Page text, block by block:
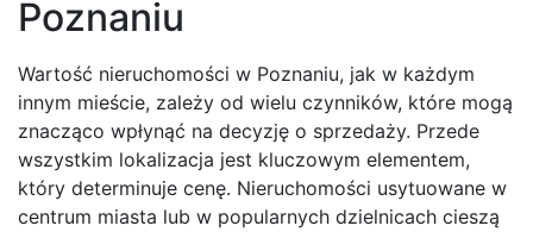
Poznaniu
Wartość nieruchomości w Poznaniu, jak w każdym
innym mieście, zależy od wielu czynników, które mogą
znacząco wpłynąć na decyzję o sprzedaży. Przede
wszystkim lokalizacja jest kluczowym elementem,
który determinuje cenę. Nieruchomości usytuowane w
centrum miasta lub w popularnych dzielnicach cieszą